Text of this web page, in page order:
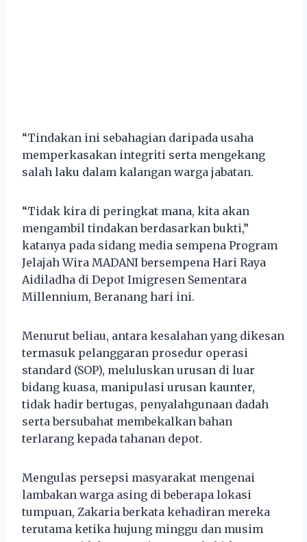
“Tindakan ini sebahagian daripada usaha
memperkasakan integriti serta mengekang
salah laku dalam kalangan warga jabatan.
“Tidak kira di peringkat mana, kita akan
mengambil tindakan berdasarkan bukti,”
katanya pada sidang media sempena Program
Jelajah Wira MADANI bersempena Hari Raya
Aidiladha di Depot Imigresen Sementara
Millennium, Beranang hari ini.
Menurut beliau, antara kesalahan yang dikesan
termasuk pelanggaran prosedur operasi
standard (SOP), meluluskan urusan di luar
bidang kuasa, manipulasi urusan kaunter,
tidak hadir bertugas, penyalahgunaan dadah
serta bersubahat membekalkan bahan
terlarang kepada tahanan depot.
Mengulas persepsi masyarakat mengenai
lambakan warga asing di beberapa lokasi
tumpuan, Zakaria berkata kehadiran mereka
terutama ketika hujung minggu dan musim